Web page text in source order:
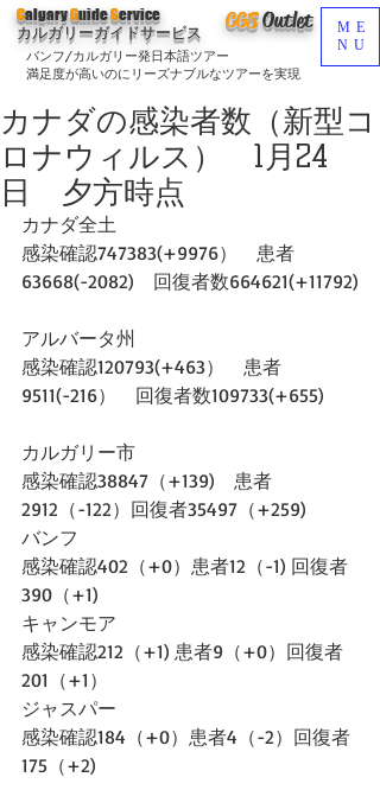
CGSOutlet
バンフ/カルガリー発日本語ツアー
満足度が高いのにリーズナブルなツアーを実現
CalgaryGuideService
カルガリーガイドサービス
ME
NU
カナダの感染者数（新型コ
ロナウィルス） 1月24
日 夕方時点
カナダ全土
感染確認747383(+9976）　患者
63668(-2082)　回復者数664621(+11792)
アルバータ州
感染確認120793(+463）　患者
9511(-216）　回復者数109733(+655)
カルガリー市
感染確認38847（+139)　患者
2912（-122）回復者35497（+259)
バンフ
感染確認402（+0）患者12（-1) 回復者
390（+1)
キャンモア
感染確認212（+1) 患者9（+0）回復者
201（+1）
ジャスパー
感染確認184（+0）患者4（-2）回復者
175（+2)